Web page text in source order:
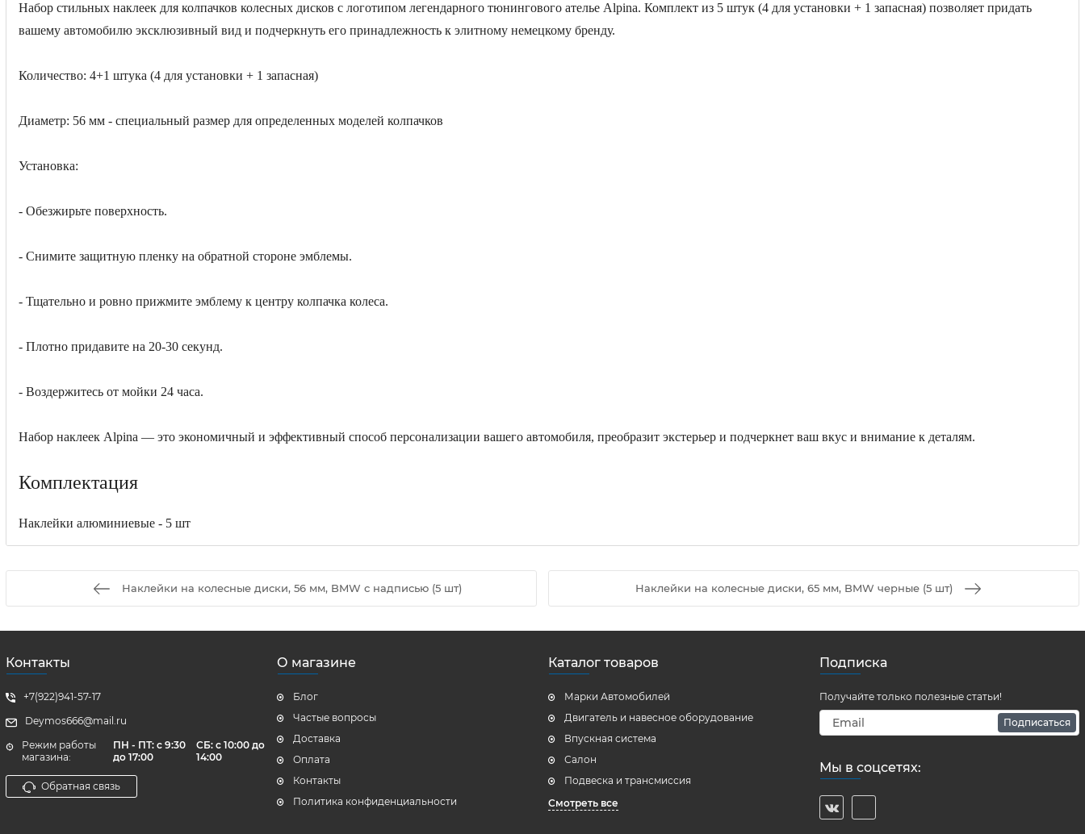
Набор стильных наклеек для колпачков колесных дисков с логотипом легендарного тюнингового ателье Alpina. Комплект из 5 штук (4 для установки + 1 запасная) позволяет придать
вашему автомобилю эксклюзивный вид и подчеркнуть его принадлежность к элитному немецкому бренду.
Количество: 4+1 штука (4 для установки + 1 запасная)
Диаметр: 56 мм - специальный размер для определенных моделей колпачков
Установка:
- Обезжирьте поверхность.
- Снимите защитную пленку на обратной стороне эмблемы.
- Тщательно и ровно прижмите эмблему к центру колпачка колеса.
- Плотно придавите на 20-30 секунд.
- Воздержитесь от мойки 24 часа.
Набор наклеек Alpina — это экономичный и эффективный способ персонализации вашего автомобиля, преобразит экстерьер и подчеркнет ваш вкус и внимание к деталям.
Комплектация
Наклейки алюминиевые - 5 шт
Наклейки на колесные диски, 56 мм, BMW с надписью (5 шт) Наклейки на колесные диски, 65 мм, BMW черные (5 шт)
Контакты
+7(922)941-57-17
Deymos666@mail.ru
Режим работы
магазина:
ПН - ПТ: с 9:30
до 17:00
СБ: с 10:00 до
14:00
Обратная связь
О магазине
Блог
Частые вопросы
Доставка
Оплата
Контакты
Политика конфиденциальности
Каталог товаров
Марки Автомобилей
Двигатель и навесное оборудование
Впускная система
Салон
Подвеска и трансмиссия
Смотреть все
Подписка
Получайте только полезные статьи!
Подписаться
Мы в соцсетях: